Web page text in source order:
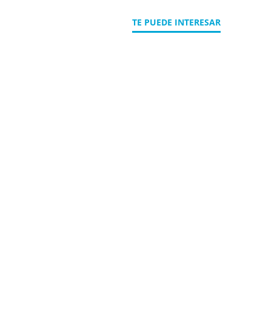
TE PUEDE INTERESAR